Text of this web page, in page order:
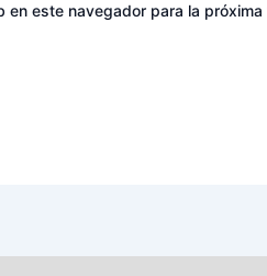
este navegador para la